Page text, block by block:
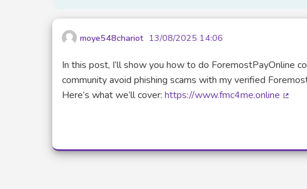
moye548chariot 13/08/2025 14:06
In this post, I’ll show you how to do ForemostPayOnline
community avoid phishing scams with my verified
Here’s what we’ll cover: https://www.fmc4me.online